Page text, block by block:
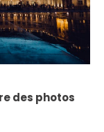
des photos